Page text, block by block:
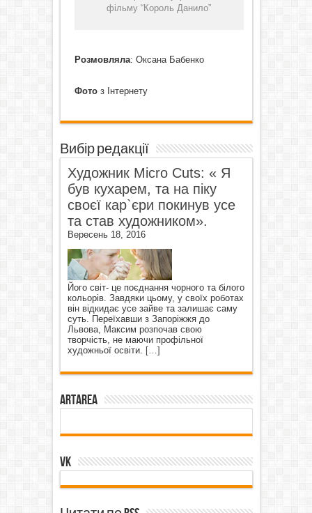
фільму “Король Данило”
Розмовляла: Оксана Бабенко
Фото з Інтернету
Вибір редакції
Художник Micro Cuts: « Я
був кухарем, та на піку
своєї кар`єри покинув усе
та став художником».
Вересень 18, 2016
Його світ- це поєднання чорного та білого
кольорів. Завдяки цьому, у своїх роботах
він відкидає усе зайве та залишає саму
суть. Переїхавши з Запоріжжя до
Львова, Максим розпочав свою
творчість, не маючи профільної
художньої освіти. […]
ArtArea
VK